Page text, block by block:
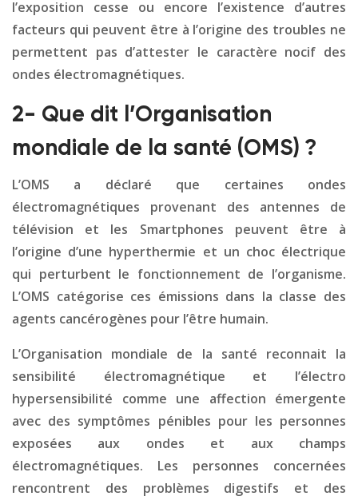
l’exposition cesse ou encore l’existence d’autres
facteurs qui peuvent être à l’origine des troubles ne
permettent pas d’attester le caractère nocif des
ondes électromagnétiques.
2- Que dit l’Organisation
mondiale de la santé (OMS) ?
L’OMS a déclaré que certaines ondes
électromagnétiques provenant des antennes de
télévision et les Smartphones peuvent être à
l’origine d’une hyperthermie et un choc électrique
qui perturbent le fonctionnement de l’organisme.
L’OMS catégorise ces émissions dans la classe des
agents cancérogènes pour l’être humain.
L’Organisation mondiale de la santé reconnait la
sensibilité électromagnétique et l’électro
hypersensibilité comme une affection émergente
avec des symptômes pénibles pour les personnes
exposées aux ondes et aux champs
électromagnétiques. Les personnes concernées
rencontrent des problèmes digestifs et des